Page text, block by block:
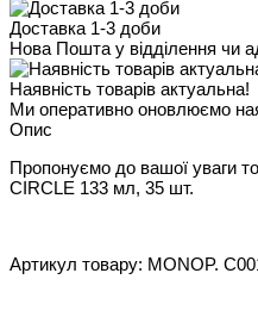
Доставка 1-3 доби
Нова Пошта у відділення чи
Наявність товарів актуальна!
Ми оперативно оновлюємо
Опис
Пропонуємо до вашої уваги
CIRCLE 133 мл, 35 шт.
Артикул товару: MONOP.